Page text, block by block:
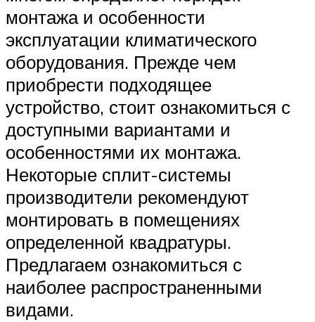
монтажа и особенности
эксплуатации климатического
оборудования. Прежде чем
приобрести подходящее
устройство, стоит ознакомиться с
доступными вариантами и
особенностями их монтажа.
Некоторые сплит-системы
производители рекомендуют
монтировать в помещениях
определенной квадратуры.
Предлагаем ознакомиться с
наиболее распространенными
видами.